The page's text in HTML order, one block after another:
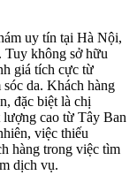
uy tín tại Hà Nội,
không sở hữu
giá tích cực từ
da. Khách hàng
đặc biệt là chị
cao từ Tây Ban
việc thiếu
hàng trong việc tìm
dịch vụ.